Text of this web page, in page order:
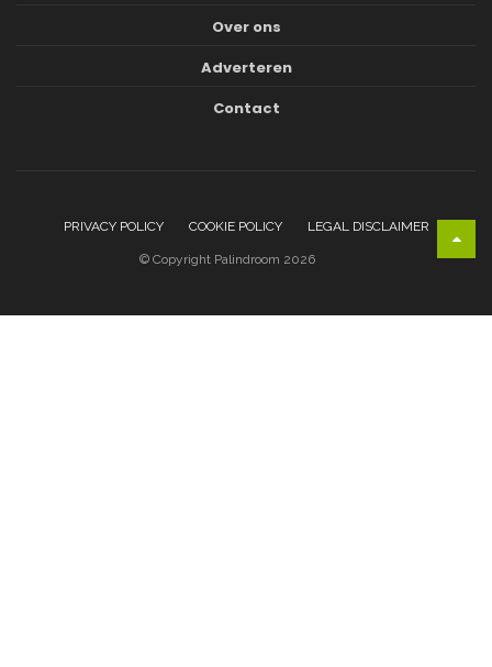
Over ons
Adverteren
Contact
PRIVACY POLICY COOKIE POLICY LEGAL DISCLAIMER
© Copyright Palindroom 2026